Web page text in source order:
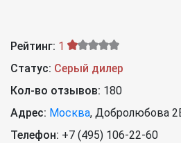
Рейтинг: 1
Статус: Серый дилер
Кол-во отзывов: 180
Адрес: Москва, Добролюбова
Телефон: +7 (495) 106-22-60